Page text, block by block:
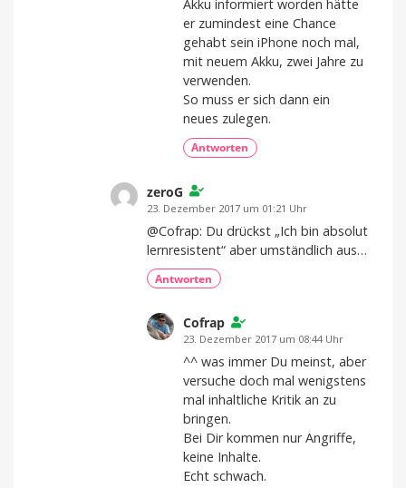
Akku informiert worden hätte
er zumindest eine Chance
gehabt sein iPhone noch mal,
mit neuem Akku, zwei Jahre zu
verwenden.
So muss er sich dann ein
neues zulegen.
Antworten
zeroG
23. Dezember 2017 um 01:21 Uhr
@Cofrap: Du drückst „Ich bin absolut
lernresistent“ aber umständlich aus…
Antworten
Cofrap
23. Dezember 2017 um 08:44 Uhr
^^ was immer Du meinst, aber
versuche doch mal wenigstens
mal inhaltliche Kritik an zu
bringen.
Bei Dir kommen nur Angriffe,
keine Inhalte.
Echt schwach.